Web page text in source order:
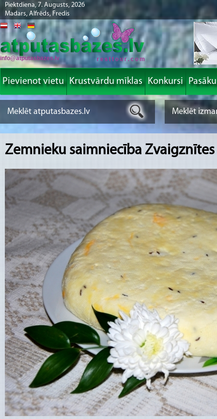
Piektdiena, 7. Augusts, 2026
Madars, Alfrēds, Fredis
info@atputasbazes.lv
Pievienot vietu Krustvārdu mīklas Konkursi
Zemnieku saimniecība Zvaigznītes